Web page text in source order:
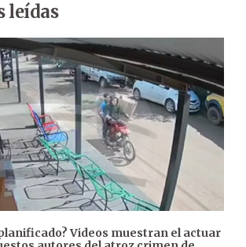
leídas
Videos muestran el actuar